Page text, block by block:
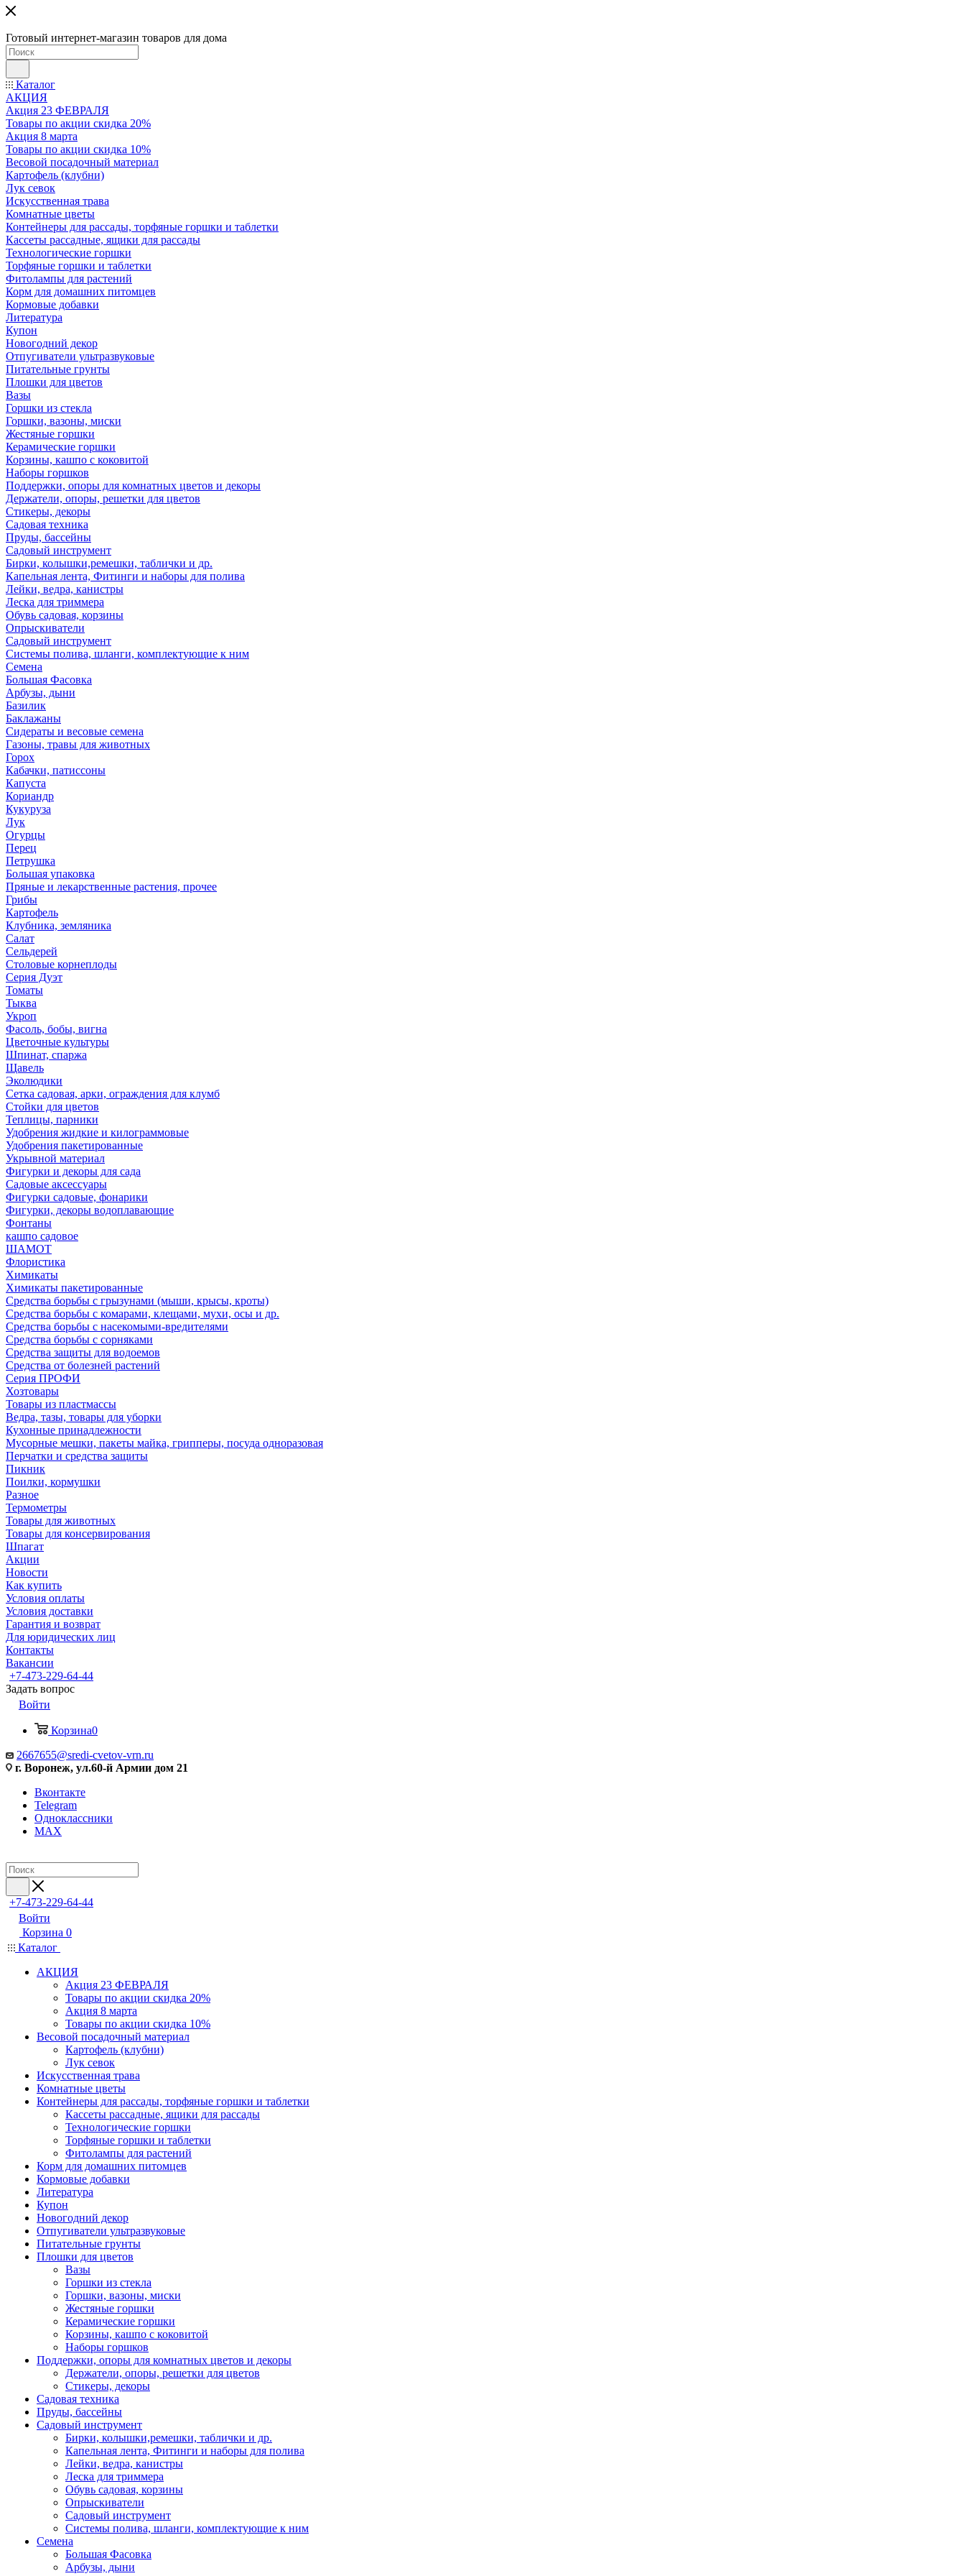
Готовый интернет-магазин товаров для дома
Каталог
АКЦИЯ
Акция 23 ФЕВРАЛЯ
Товары по акции скидка 20%
Акция 8 марта
Товары по акции скидка 10%
Весовой посадочный материал
Картофель (клубни)
Лук севок
Искусственная трава
Комнатные цветы
Контейнеры для рассады, торфяные горшки и таблетки
Кассеты рассадные, ящики для рассады
Технологические горшки
Торфяные горшки и таблетки
Фитолампы для растений
Корм для домашних питомцев
Кормовые добавки
Литература
Купон
Новогодний декор
Отпугиватели ультразвуковые
Питательные грунты
Плошки для цветов
Вазы
Горшки из стекла
Горшки, вазоны, миски
Жестяные горшки
Керамические горшки
Корзины, кашпо с коковитой
Наборы горшков
Поддержки, опоры для комнатных цветов и декоры
Держатели, опоры, решетки для цветов
Стикеры, декоры
Садовая техника
Пруды, бассейны
Садовый инструмент
Бирки, колышки,ремешки, таблички и др.
Капельная лента, Фитинги и наборы для полива
Лейки, ведра, канистры
Леска для триммера
Обувь садовая, корзины
Опрыскиватели
Садовый инструмент
Системы полива, шланги, комплектующие к ним
Семена
Большая Фасовка
Арбузы, дыни
Базилик
Баклажаны
Сидераты и весовые семена
Газоны, травы для животных
Горох
Кабачки, патиссоны
Капуста
Кориандр
Кукуруза
Лук
Огурцы
Перец
Петрушка
Большая упаковка
Пряные и лекарственные растения, прочее
Грибы
Картофель
Клубника, земляника
Салат
Сельдерей
Столовые корнеплоды
Серия Дуэт
Томаты
Тыква
Укроп
Фасоль, бобы, вигна
Цветочные культуры
Шпинат, спаржа
Щавель
Эколюдики
Сетка садовая, арки, ограждения для клумб
Стойки для цветов
Теплицы, парники
Удобрения жидкие и килограммовые
Удобрения пакетированные
Укрывной материал
Фигурки и декоры для сада
Садовые аксессуары
Фигурки садовые, фонарики
Фигурки, декоры водоплавающие
Фонтаны
кашпо садовое
ШАМОТ
Флористика
Химикаты
Химикаты пакетированные
Средства борьбы с грызунами (мыши, крысы, кроты)
Средства борьбы с комарами, клещами, мухи, осы и др.
Средства борьбы с насекомыми-вредителями
Средства борьбы с сорняками
Средства защиты для водоемов
Средства от болезней растений
Серия ПРОФИ
Хозтовары
Товары из пластмассы
Ведра, тазы, товары для уборки
Кухонные принадлежности
Мусорные мешки, пакеты майка, грипперы, посуда одноразовая
Перчатки и средства защиты
Пикник
Поилки, кормушки
Разное
Термометры
Товары для животных
Товары для консервирования
Шпагат
Акции
Новости
Как купить
Условия оплаты
Условия доставки
Гарантия и возврат
Для юридических лиц
Контакты
Вакансии
+7-473-229-64-44
Задать вопрос
Войти
Корзина0
2667655@sredi-cvetov-vrn.ru
г. Воронеж, ул.60-й Армии дом 21
Вконтакте
Telegram
Одноклассники
MAX
+7-473-229-64-44
Войти
Корзина 0
Каталог
АКЦИЯ
Акция 23 ФЕВРАЛЯ
Товары по акции скидка 20%
Акция 8 марта
Товары по акции скидка 10%
Весовой посадочный материал
Картофель (клубни)
Лук севок
Искусственная трава
Комнатные цветы
Контейнеры для рассады, торфяные горшки и таблетки
Кассеты рассадные, ящики для рассады
Технологические горшки
Торфяные горшки и таблетки
Фитолампы для растений
Корм для домашних питомцев
Кормовые добавки
Литература
Купон
Новогодний декор
Отпугиватели ультразвуковые
Питательные грунты
Плошки для цветов
Вазы
Горшки из стекла
Горшки, вазоны, миски
Жестяные горшки
Керамические горшки
Корзины, кашпо с коковитой
Наборы горшков
Поддержки, опоры для комнатных цветов и декоры
Держатели, опоры, решетки для цветов
Стикеры, декоры
Садовая техника
Пруды, бассейны
Садовый инструмент
Бирки, колышки,ремешки, таблички и др.
Капельная лента, Фитинги и наборы для полива
Лейки, ведра, канистры
Леска для триммера
Обувь садовая, корзины
Опрыскиватели
Садовый инструмент
Системы полива, шланги, комплектующие к ним
Семена
Большая Фасовка
Арбузы, дыни